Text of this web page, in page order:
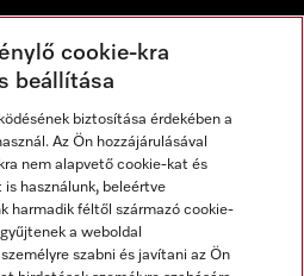
cookie-kra
beállítása
biztosítása érdekében a
Az Ön hozzájárulásával
nem alapvető cookie-kat és
használunk, beleértve
harmadik féltől származó cookie-
a weboldal
szabni és javítani az Ön